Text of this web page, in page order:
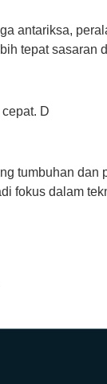
antariksa,
tepat sasaran
D
tumbuhan
fokus dalam